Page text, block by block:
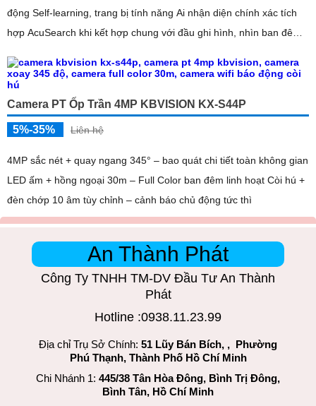
động Self-learning, trang bị tính năng Ai nhận diện chính xác tích
hợp AcuSearch khi kết hợp chung với đầu ghi hình, nhìn ban đêm
Camera PT Ốp Trần 4MP KBVISION KX-S44P
5%-35% Liên hệ
4MP sắc nét + quay ngang 345° – bao quát chi tiết toàn không gian
LED ấm + hồng ngoại 30m – Full Color ban đêm linh hoạt Còi hú +
đèn chớp 10 âm tùy chỉnh – cảnh báo chủ động tức thì
An Thành Phát
Công Ty TNHH TM-DV Đầu Tư An Thành
Phát
Hotline :0938.11.23.99
Địa chỉ Trụ Sở Chính: 51 Lũy Bán Bích, , Phường
Phú Thạnh, Thành Phố Hồ Chí Minh
Chi Nhánh 1: 445/38 Tân Hòa Đông, Bình Trị Đông,
Bình Tân, Hồ Chí Minh